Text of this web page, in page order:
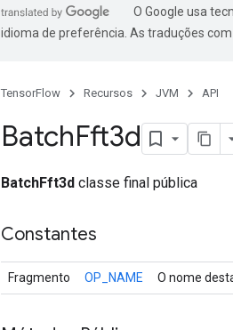
O Google usa
idioma de preferência. As traduções com
TensorFlow Recursos JVM API
BatchFft3d
BatchFft3d classe final pública
Constantes
Fragmento OP_NAME O nome